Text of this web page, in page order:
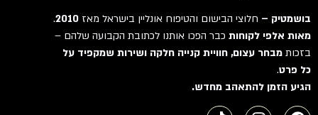
בושמטיק –חלוצי הבישום והטיפוח אונליין בישראל מאז2010
.
מאות אלפי לקוחותכבר הפכו אותנו לכתובת הקבועה שלהם –
בזכותמבחר עצום, חוויית קנייה חלקה ושירות שמקפיד על
כל פרט.
הגיע הזמן להתאהב מחדש.